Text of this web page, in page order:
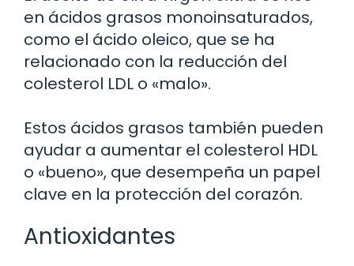
en ácidos grasos monoinsaturados,
como el ácido oleico, que se ha
relacionado con la reducción del
colesterol LDL o «malo».
Estos ácidos grasos también pueden
ayudar a aumentar el colesterol HDL
o «bueno», que desempeña un papel
clave en la protección del corazón.
Antioxidantes